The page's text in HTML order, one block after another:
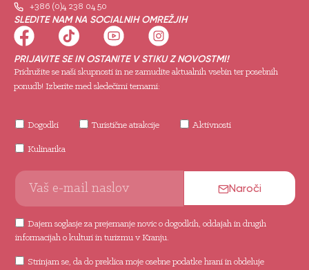
+386 (0)4 238 04 50
SLEDITE NAM NA SOCIALNIH OMREŽJIH
PRIJAVITE SE IN OSTANITE V STIKU Z NOVOSTMI!
Pridružite se naši skupnosti in ne zamudite aktualnih vsebin ter posebnih
ponudb! Izberite med sledečimi temami:
Dogodki Turistične atrakcije Aktivnosti
Kulinarika
Dajem soglasje za prejemanje novic o dogodkih, oddajah in drugih
informacijah o kulturi in turizmu v Kranju.
Strinjam se, da do preklica moje osebne podatke hrani in obdeluje
Naroči